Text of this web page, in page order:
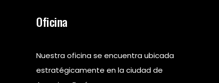
Oficina
Nuestra oficina se encuentra ubicada
estratégicamente en la ciudad de